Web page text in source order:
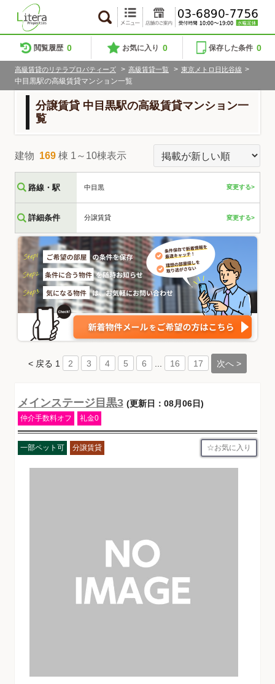
閲覧履歴 0 お気に入り 0 保存した条件 0
高級賃貸のリテラプロパティーズ > 高級賃貸一覧 > 東京メトロ日比谷線 >
中目黒駅の高級賃貸マンション一覧
分譲賃貸 中目黒駅の高級賃貸マンション一
覧
建物 169 棟 1～10棟表示
路線・駅 中目黒 変更する>
詳細条件 分譲賃貸 変更する>
< 戻る 1 2 3 4 5 6 16 17 次へ >
メインステージ目黒3 (更新日：08月06日)
仲介手数料オフ 礼金0
一部ペット可 分譲賃貸 お気に入り